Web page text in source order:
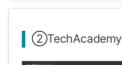
②TechAcademy